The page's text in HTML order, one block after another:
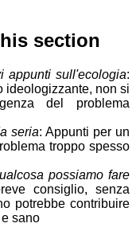
section
appunti sull'ecologia:
ideologizzante, non si
del problema
seria: Appunti per un
troppo spesso
possiamo fare
consiglio, senza
potrebbe contribuire
sano